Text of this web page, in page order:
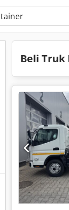
Beli Truk